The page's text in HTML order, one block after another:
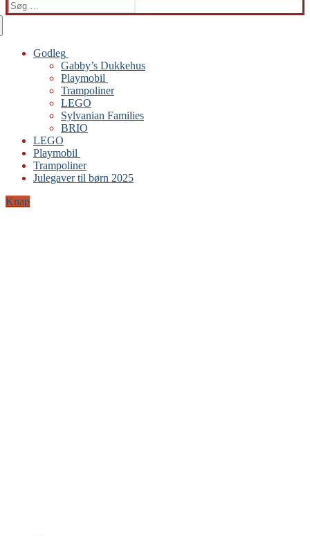
Søg
efter:
Godleg
Gabby’s Dukkehus
Playmobil
Trampoliner
LEGO
Sylvanian Families
BRIO
LEGO
Playmobil
Trampoliner
Julegaver til børn 2025
Knap